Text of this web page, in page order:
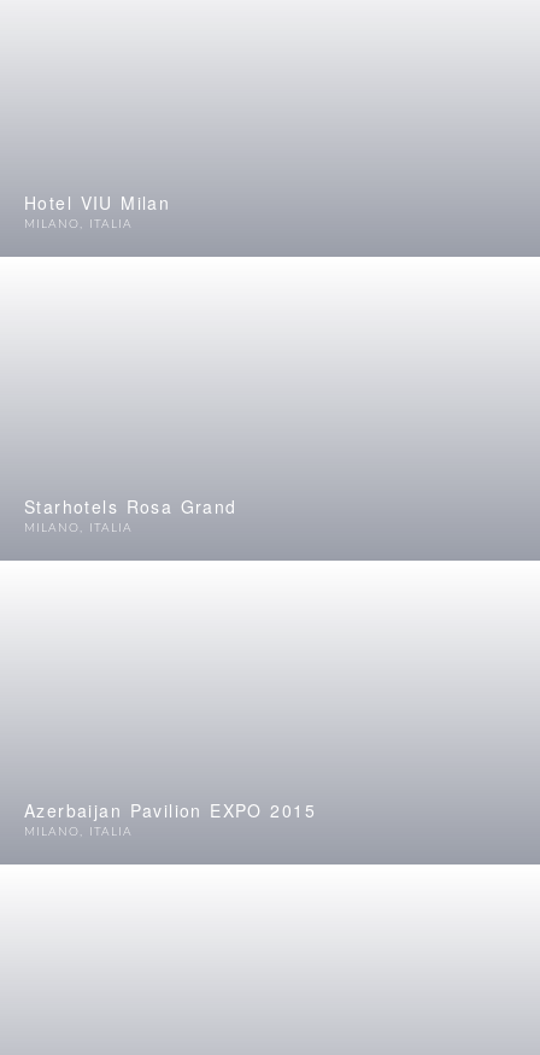
Hotel VIU Milan
MILANO , ITALIA
Starhotels Rosa Grand
MILANO , ITALIA
Azerbaijan Pavilion EXPO 2015
MILANO , ITALIA